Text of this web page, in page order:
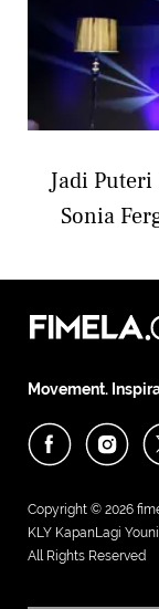
Jadi
Sonia
Movement.
Copyright © 2026
KLY KapanLagi
All Rights Reserved